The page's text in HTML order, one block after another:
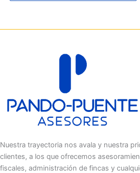
Nuestra trayectoria nos avala y nuestra
clientes, a los que ofrecemos
fiscales, administración de fincas y